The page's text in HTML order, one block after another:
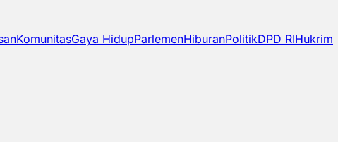
KomunitasGaya HidupParlemenHiburanPolitikDPD RIHukrim